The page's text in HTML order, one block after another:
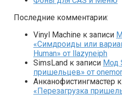
Последние комментарии:
Vinyl Machine к записи
«Симдроиды или
Human» от llazyneiph
SimsLand к записи Мод
пришельцев» от
Анканофистингмастер
«Перезагрузка